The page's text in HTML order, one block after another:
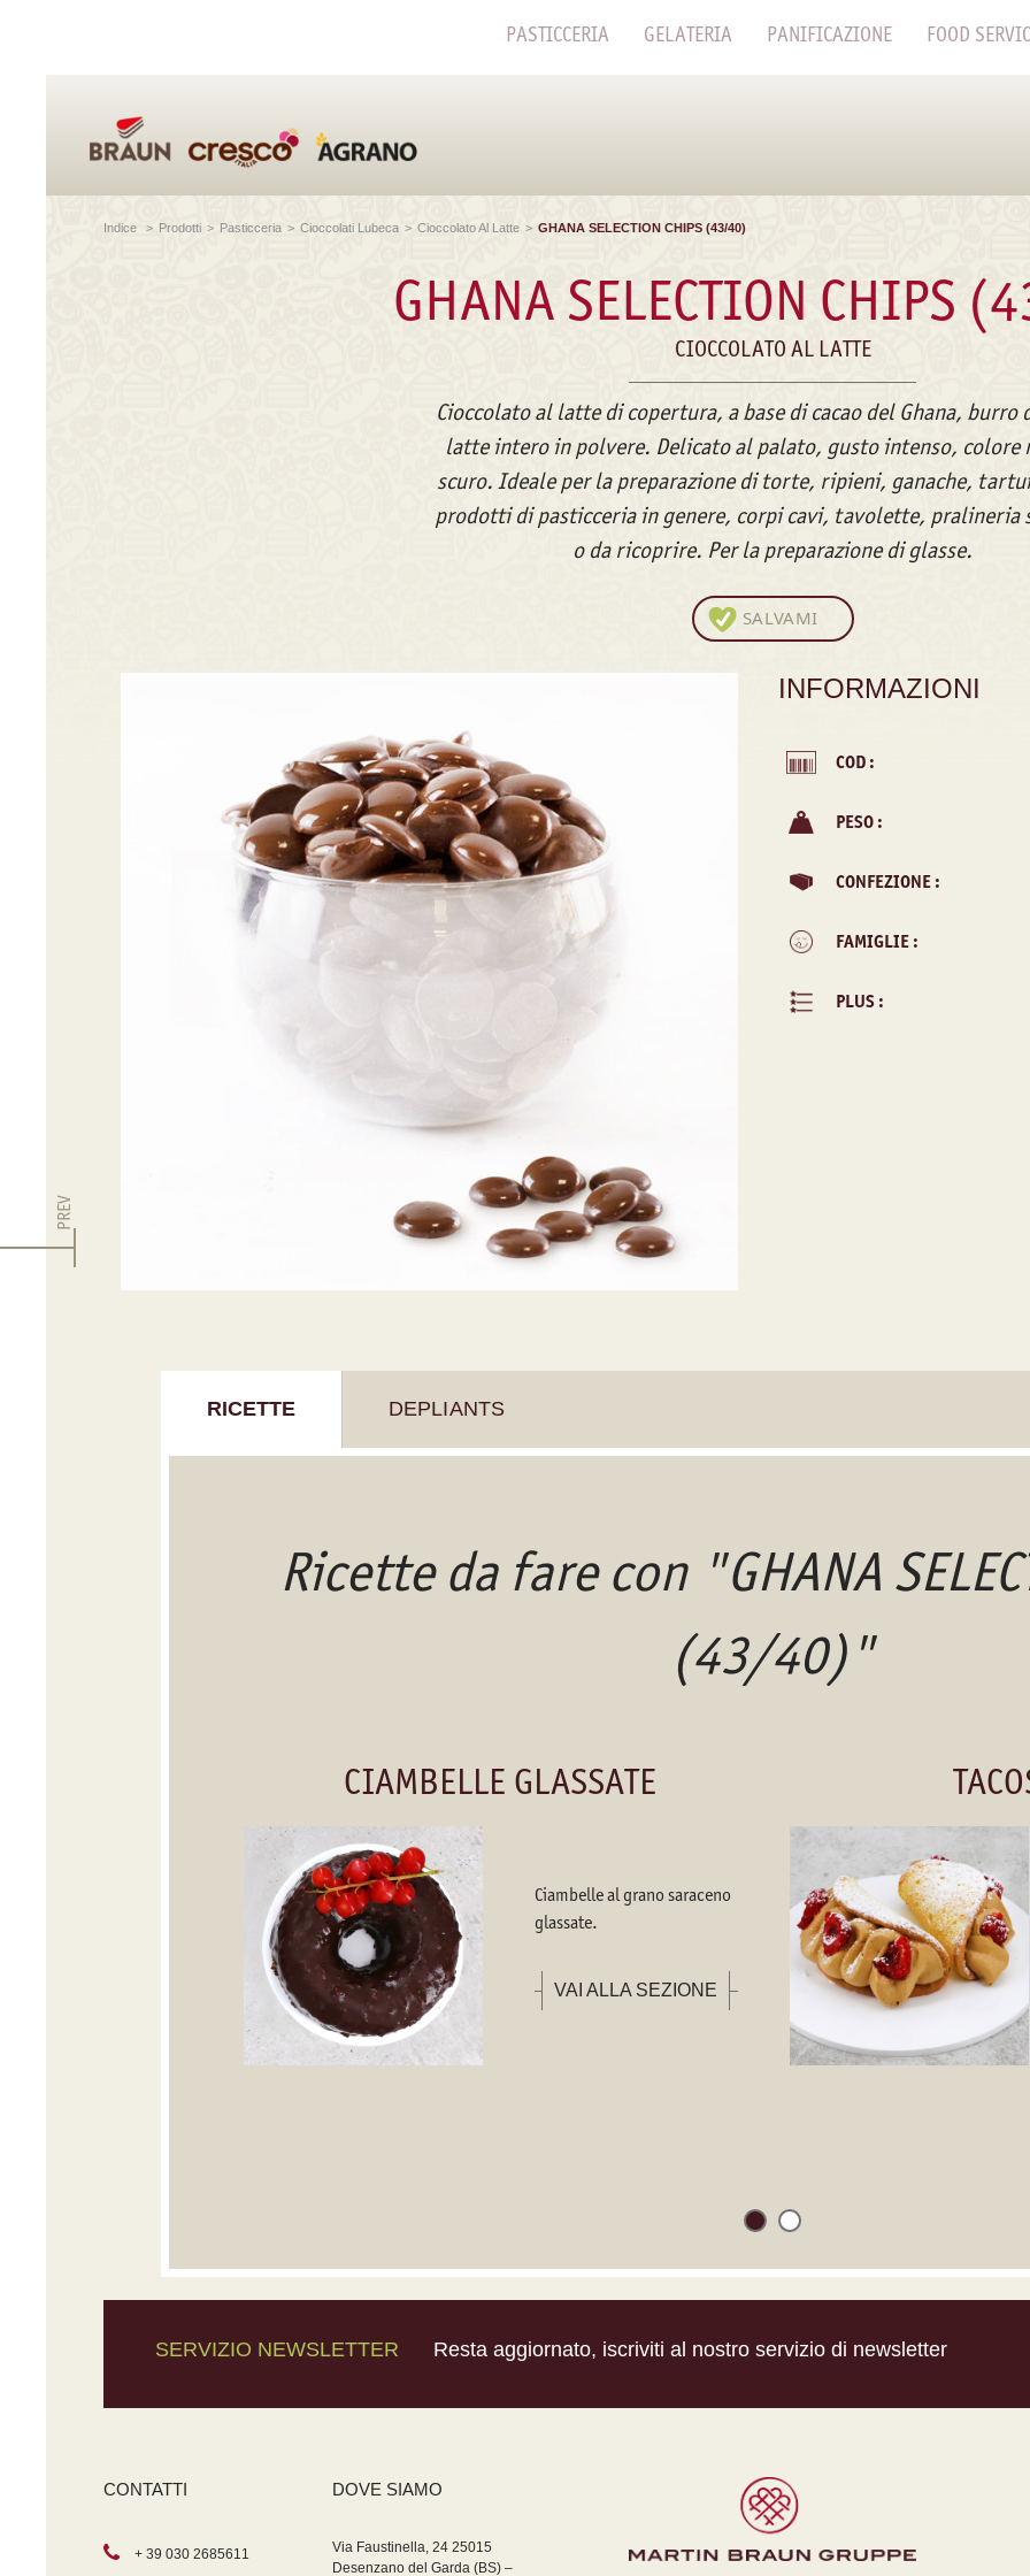
PASTICCERIA GELATERIA PANIFICAZIONE FOOD
Indice > Prodotti > Pasticceria > Cioccolati Lubeca > Cioccolato Al Latte > GHANA SELECTION CHIPS (43/40)
GHANA SELECTION CHIPS
CIOCCOLATO AL LATTE
Cioccolato al latte di copertura, a base di cacao del Ghana, burro
latte intero in polvere. Delicato al palato, gusto intenso, colore
scuro. Ideale per la preparazione di torte, ripieni, ganache,
prodotti di pasticceria in genere, corpi cavi, tavolette, pralineria
o da ricoprire. Per la preparazione di glasse.
SALVAMI
INFORMAZIONI
COD :
PESO :
CONFEZIONE :
FAMIGLIE :
PLUS :
RICETTE DEPLIANTS
Ricette da fare con "GHANA
(43/40)"
CIAMBELLE GLASSATE
Ciambelle al grano saraceno
glassate.
VAI ALLA SEZIONE
PREV
SERVIZIO NEWSLETTER Resta aggiornato, iscriviti al nostro servizio di newsletter
CONTATTI
+ 39 030 2685611
DOVE SIAMO
Via Faustinella, 24 25015
Desenzano del Garda (BS) –